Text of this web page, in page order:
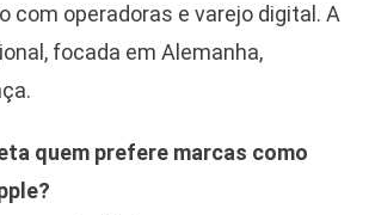
com operadoras e varejo digital. A
focada em Alemanha,
quem prefere marcas como